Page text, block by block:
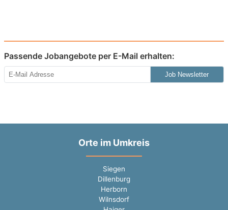
Passende Jobangebote per E-Mail erhalten:
Job Newsletter
Orte im Umkreis
Siegen
Dillenburg
Herborn
Wilnsdorf